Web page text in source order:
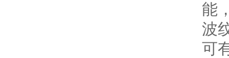
能
波
可